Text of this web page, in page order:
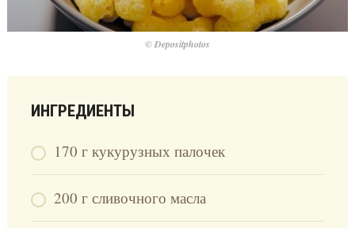
© Depositphotos
ИНГРЕДИЕНТЫ
170 г кукурузных палочек
200 г сливочного масла